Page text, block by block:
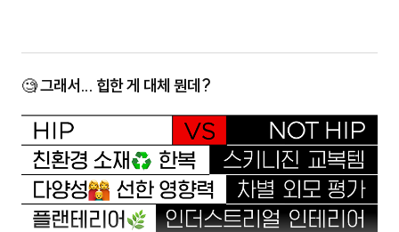
🧐그래서... 힙한 게 대체 뭔데?